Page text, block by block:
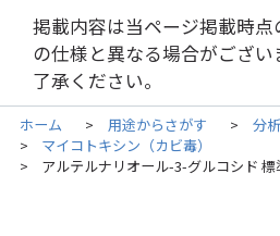
掲載内容は当ページ掲載時
の仕様と異なる場合がござ
了承ください。
ホーム > 用途からさがす > 分析
> マイコトキシン（カビ毒）
> アルテルナリオール-3-グルコシド 標